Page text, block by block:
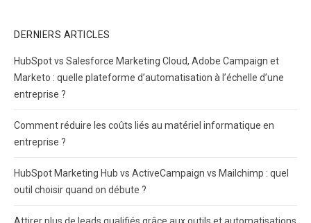
DERNIERS ARTICLES
HubSpot vs Salesforce Marketing Cloud, Adobe Campaign et
Marketo : quelle plateforme d’automatisation à l’échelle d’une
entreprise ?
Comment réduire les coûts liés au matériel informatique en
entreprise ?
HubSpot Marketing Hub vs ActiveCampaign vs Mailchimp : quel
outil choisir quand on débute ?